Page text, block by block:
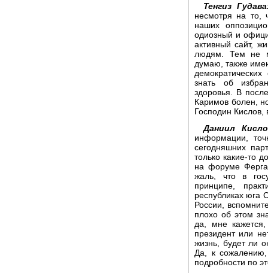
Тенгиз
несмотря на то,
наших
одиозный и
активный сайт,
людям. Тем не
думаю, также
знать об
здоровья. В
Каримов болен,
Господин Кислов,
Даниил
информации,
сегодняшних
только какие-то
на форуме
жаль, что в
принципе,
республиках юга
России,
плохо об этом
да, мне
президент или
жизнь, будет ли
Да, к сожалению,
подробности по